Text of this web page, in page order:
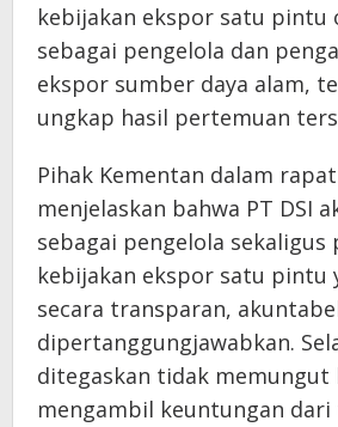
kebijakan ekspor satu pintu
sebagai pengelola dan
ekspor sumber daya alam,
ungkap hasil pertemuan
Pihak Kementan dalam
menjelaskan bahwa PT DSI
sebagai pengelola sekaligus
kebijakan ekspor satu pintu
secara transparan,
dipertanggungjawabkan.
ditegaskan tidak memungut
mengambil keuntungan dari